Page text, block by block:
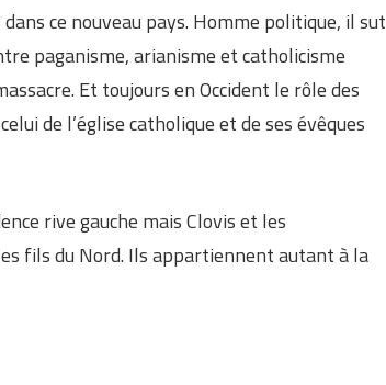
ce nouveau pays. Homme politique, il sut
paganisme, arianisme et catholicisme
Et toujours en Occident le rôle des
de l’église catholique et de ses évêques
rive gauche mais Clovis et les
fils du Nord. Ils appartiennent autant à la